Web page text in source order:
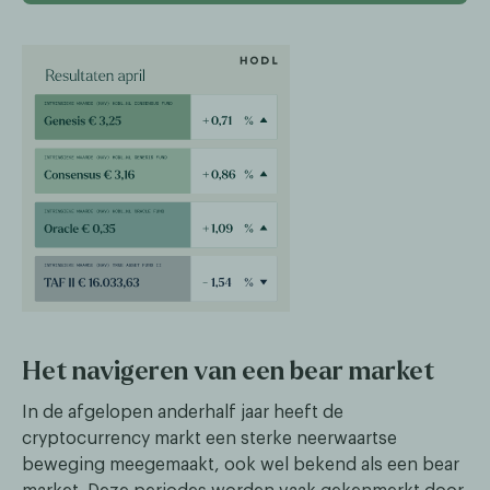
Het navigeren van een bear market
In de afgelopen anderhalf jaar heeft de
cryptocurrency markt een sterke neerwaartse
beweging meegemaakt, ook wel bekend als een bear